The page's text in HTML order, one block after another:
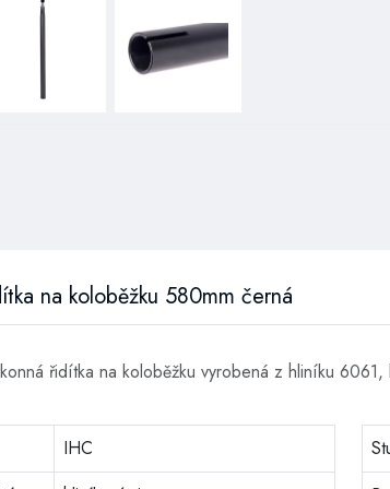
na koloběžku 580mm černá
řidítka na koloběžku vyrobená z hliníku
IHC